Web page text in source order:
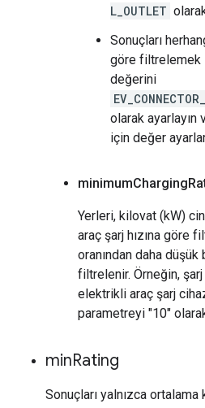
L_OUTLET
Sonuçları
göre filtrelemek
değerini
olarak ayarlayın
için değer
minimumCharging
Yerleri, kilovat (kW)
araç şarj hızına göre
oranından daha
filtrelenir. Örneğin, şarj
elektrikli araç şarj
parametreyi "10"
minRating
Sonuçları yalnızca ortalama